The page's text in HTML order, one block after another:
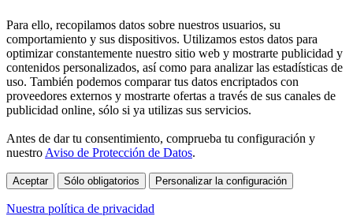
Para ello, recopilamos datos sobre nuestros usuarios, su
comportamiento y sus dispositivos. Utilizamos estos datos para
optimizar constantemente nuestro sitio web y mostrarte publicidad y
contenidos personalizados, así como para analizar las estadísticas de
uso. También podemos comparar tus datos encriptados con
proveedores externos y mostrarte ofertas a través de sus canales de
publicidad online, sólo si ya utilizas sus servicios.
Antes de dar tu consentimiento, comprueba tu configuración y
nuestro Aviso de Protección de Datos.
Aceptar Sólo obligatorios Personalizar la configuración
Nuestra política de privacidad